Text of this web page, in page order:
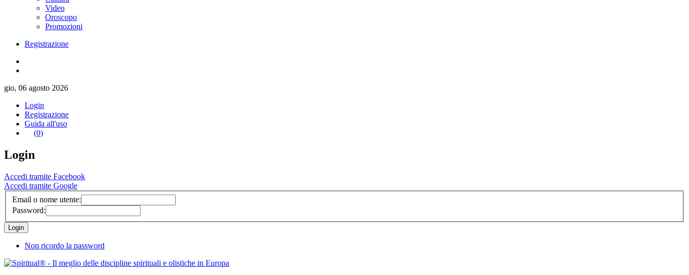
Video
Oroscopo
Promozioni
Registrazione
gio, 06 agosto 2026
Login
Registrazione
Guida all'uso
(0)
Login
Accedi tramite Facebook
Accedi tramite Google
Email o nome utente:
Password:
Non ricordo la password